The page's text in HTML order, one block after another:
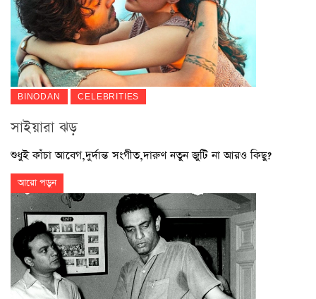
BINODAN CELEBRITIES
সাইয়ারা ঝড়
শুধুই কাঁচা আবেগ,দুর্দান্ত সংগীত,দারুণ নতুন জুটি না আরও কিছু?
আরো পড়ুন